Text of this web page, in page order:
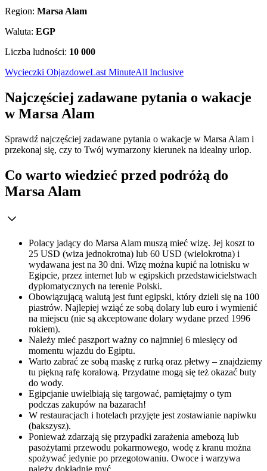
Region: Marsa Alam
Waluta: EGP
Liczba ludności: 10 000
Wycieczki ObjazdoweLast MinuteAll Inclusive
Najczęściej zadawane pytania o wakacje
w Marsa Alam
Sprawdź najczęściej zadawane pytania o wakacje w Marsa Alam i
przekonaj się, czy to Twój wymarzony kierunek na idealny urlop.
Co warto wiedzieć przed podróżą do
Marsa Alam
Polacy jadący do Marsa Alam muszą mieć wizę. Jej koszt to
25 USD (wiza jednokrotna) lub 60 USD (wielokrotna) i
wydawana jest na 30 dni. Wizę można kupić na lotnisku w
Egipcie, przez internet lub w egipskich przedstawicielstwach
dyplomatycznych na terenie Polski.
Obowiązującą walutą jest funt egipski, który dzieli się na 100
piastrów. Najlepiej wziąć ze sobą dolary lub euro i wymienić
na miejscu (nie są akceptowane dolary wydane przed 1996
rokiem).
Należy mieć paszport ważny co najmniej 6 miesięcy od
momentu wjazdu do Egiptu.
Warto zabrać ze sobą maskę z rurką oraz płetwy – znajdziemy
tu piękną rafę koralową. Przydatne mogą się też okazać buty
do wody.
Egipcjanie uwielbiają się targować, pamiętajmy o tym
podczas zakupów na bazarach!
W restauracjach i hotelach przyjęte jest zostawianie napiwku
(bakszysz).
Ponieważ zdarzają się przypadki zarażenia amebozą lub
pasożytami przewodu pokarmowego, wodę z kranu można
spożywać jedynie po przegotowaniu. Owoce i warzywa
należy dokładnie myć.